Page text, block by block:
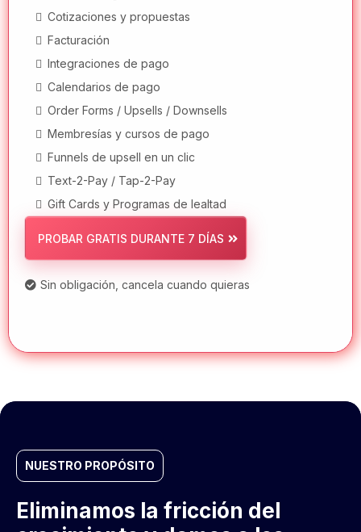
NUESTRO PROPÓSITO
Eliminamos la fricción del
crecimiento y damos a los
dueños de negocio los
sistemas para operar, escalar y
comunidad que te acompaña a lograr resultados
Una plataforma completa para operadores,
no solo para marketers.